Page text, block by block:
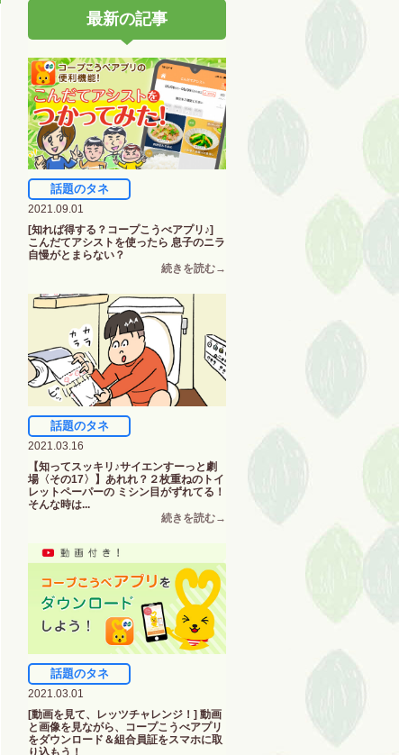
最新の記事
話題のタネ
2021.09.01
[知れば得する？コープこうべアプリ♪]
こんだてアシストを使ったら 息子のニラ
自慢がとまらない？
話題のタネ
2021.03.16
【知ってスッキリ♪サイエンすーっと劇
場〈その17〉】あれれ？２枚重ねのトイ
レットペーパーの ミシン目がずれてる！
そんな時は...
話題のタネ
2021.03.01
[動画を見て、レッツチャレンジ！] 動画
と画像を見ながら、コープこうべアプリ
をダウンロード＆組合員証をスマホに取